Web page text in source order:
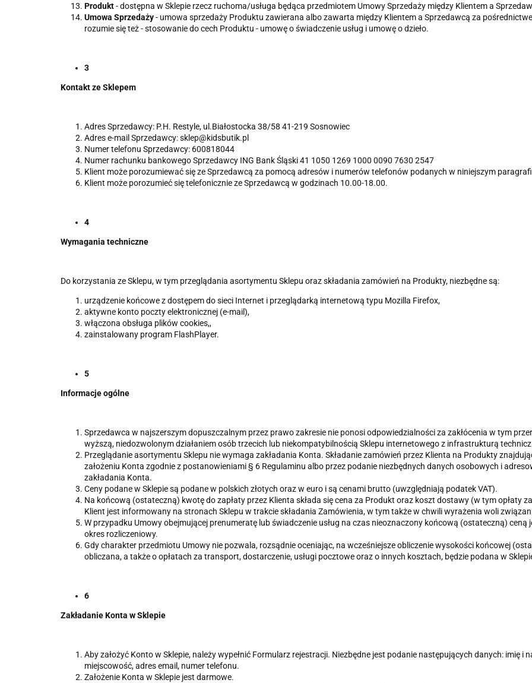
Produkt- dostępna w Sklepie rzecz ruchoma/usługa będąca przedmiotem Umowy Sprzedaży między Klientem a
Umowa Sprzedaży- umowa sprzedaży Produktu zawierana albo zawarta między Klientem a Sprzedawcą za
rozumie się też - stosowanie do cech Produktu - umowę o świadczenie usług i umowę o dzieło.
3
Kontakt ze Sklepem
Adres Sprzedawcy: P.H. Restyle, ul.Białostocka 38/58 41-219 Sosnowiec
Adres e-mail Sprzedawcy: sklep@kidsbutik.pl
Numer telefonu Sprzedawcy: 600818044
Numer rachunku bankowego Sprzedawcy ING Bank Śląski41 1050 1269 1000 0090 7630 2547
Klient może porozumiewać się ze Sprzedawcą za pomocą adresów i numerów telefonów podanych w niniejszym
Klient może porozumieć się telefonicznie ze Sprzedawcą w godzinach 10.00-18.00.
4
Wymagania techniczne
Do korzystania ze Sklepu, w tym przeglądania asortymentu Sklepu oraz składania zamówień na Produkty, niezbędne są:
urządzenie końcowe z dostępem do sieci Internet i przeglądarką internetową typu Mozilla Firefox,
aktywne konto poczty elektronicznej (e-mail),
włączona obsługa plików cookies,,
zainstalowany program FlashPlayer.
5
Informacje ogólne
Sprzedawca w najszerszym dopuszczalnym przez prawo zakresie nie ponosi odpowiedzialności za zakłócenia w tym
wyższą, niedozwolonym działaniem osób trzecich lub niekompatybilnością Sklepu internetowego z infrastrukturą
Przeglądanie asortymentu Sklepu nie wymaga zakładania Konta. Składanie zamówień przez Klienta na Produkty
założeniu Konta zgodnie z postanowieniami § 6 Regulaminu albo przez podanie niezbędnych danych osobowych i
zakładania Konta.
Ceny podane w Sklepie są podane w polskich złotych oraz w euro i są cenami brutto (uwzględniają podatek VAT).
Na końcową (ostateczną) kwotę do zapłaty przez Klienta składa się cena za Produkt oraz koszt dostawy (w tym opłaty
Klient jest informowany na stronach Sklepu w trakcie składania Zamówienia, w tym także w chwili wyrażenia woli
W przypadku Umowy obejmującej prenumeratę lub świadczenie usług na czas nieoznaczony końcową (ostateczną) ceną
okres rozliczeniowy.
Gdy charakter przedmiotu Umowy nie pozwala, rozsądnie oceniając, na wcześniejsze obliczenie wysokości końcowej
obliczana, a także o opłatach za transport, dostarczenie, usługi pocztowe oraz o innych kosztach, będzie podana w
6
Zakładanie Konta w Sklepie
Aby założyć Konto w Sklepie, należy wypełnić Formularz rejestracji. Niezbędne jest podanie następujących danych: imię
miejscowość, adres email, numer telefonu.
Założenie Konta w Sklepie jest darmowe.